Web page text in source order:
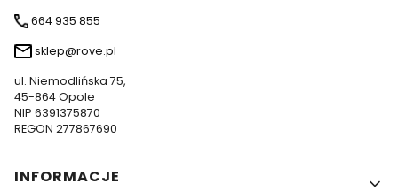
664 935 855
sklep@rove.pl
ul. Niemodlińska 75,
45-864 Opole
NIP 6391375870
REGON 277867690
Linki w stopce
INFORMACJE